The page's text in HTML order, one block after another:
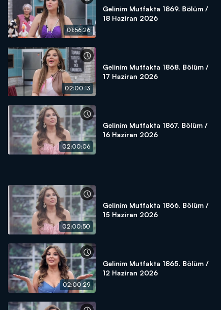
01:56:26
Gelinim Mutfakta 1869. Bölüm /
18 Haziran 2026
02:00:13
Gelinim Mutfakta 1868. Bölüm /
17 Haziran 2026
02:00:06
Gelinim Mutfakta 1867. Bölüm /
16 Haziran 2026
02:00:50
Gelinim Mutfakta 1866. Bölüm /
15 Haziran 2026
02:00:29
Gelinim Mutfakta 1865. Bölüm /
12 Haziran 2026